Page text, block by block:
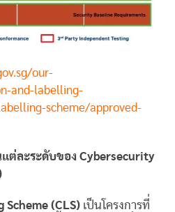
our-
and-labelling-
scheme/approved-
ต่ละระดับของ Cybersecurity
(CLS) เป็นโครงการที่